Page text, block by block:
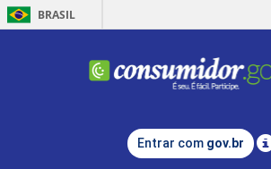
BRASIL
Entrar com gov.br